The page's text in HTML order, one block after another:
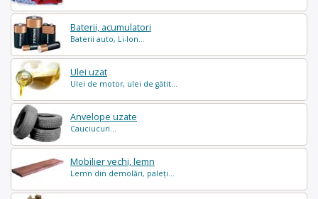
Baterii, acumulatori
Baterii auto, Li-Ion...
Ulei uzat
Ulei de motor, ulei de gătit...
Anvelope uzate
Cauciucuri...
Mobilier vechi, lemn
Lemn din demolări, paleți...